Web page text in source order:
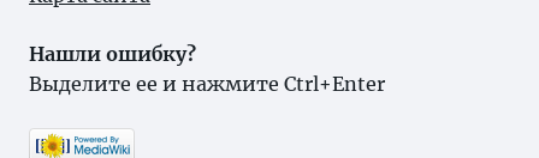
Нашли ошибку?
Выделите ее и нажмите Ctrl+Enter